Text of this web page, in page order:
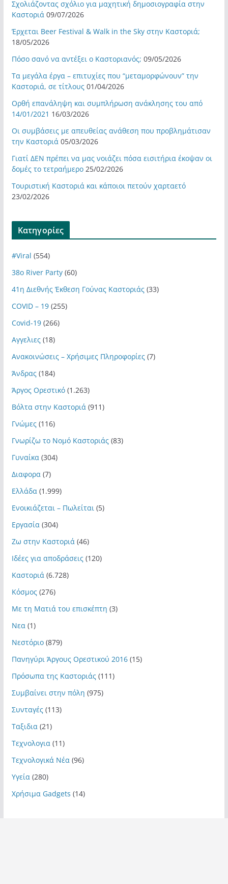
Σχολιάζοντας σχόλιο για μαχητική δημοσιογραφία στην
Καστοριά 09/07/2026
Έρχεται Beer Festival & Walk in the Sky στην Καστοριά;
18/05/2026
Πόσο σανό να αντέξει ο Καστοριανός; 09/05/2026
Τα μεγάλα έργα – επιτυχίες που “μεταμορφώνουν” την
Καστοριά, σε τίτλους 01/04/2026
Ορθή επανάληψη και συμπλήρωση ανάκλησης του από
14/01/2021 16/03/2026
Οι συμβάσεις με απευθείας ανάθεση που προβλημάτισαν
την Καστοριά 05/03/2026
Γιατί ΔΕΝ πρέπει να μας νοιάζει πόσα εισιτήρια έκοψαν οι
δομές το τετραήμερο 25/02/2026
Τουριστική Καστοριά και κάποιοι πετούν χαρταετό
23/02/2026
Kατηγορίες
#Viral (554)
38ο River Party(60)
41η Διεθνής Έκθεση Γούνας Καστοριάς(33)
COVID – 19(255)
Covid-19(266)
Αγγελιες(18)
Ανακοινώσεις – Χρήσιμες Πληροφορίες(7)
Άνδρας(184)
Άργος Ορεστικό(1.263)
Βόλτα στην Καστοριά (911)
Γνώμες(116)
Γνωρίζω το Νομό Καστοριάς(83)
Γυναίκα (304)
Διαφορα (7)
Ελλάδα (1.999)
Ενοικιάζεται – Πωλείται (5)
Εργασία (304)
Ζω στην Καστοριά (46)
Ιδέες για αποδράσεις(120)
Καστοριά (6.728)
Κόσμος(276)
Με τη Ματιά του επισκέπτη (3)
Νεα (1)
Νεστόριο(879)
Πανηγύρι Άργους Ορεστικού 2016(15)
Πρόσωπα της Καστοριάς(111)
Συμβαίνει στην πόλη (975)
Συνταγές(113)
Ταξιδια (21)
Τεχνολογια (11)
Τεχνολογικά Νέα (96)
Υγεία (280)
Χρήσιμα Gadgets (14)